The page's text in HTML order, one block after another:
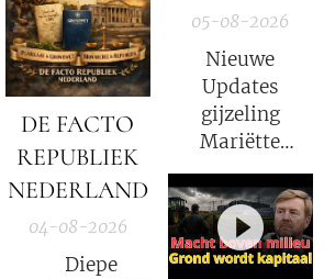
05-08-2026
Nieuwe
Updates
gijzeling
Mariëtte
Groothoff.
DE FACTO
REPUBLIEK
NEDERLAND
04-08-2026
⚖️ Diepe